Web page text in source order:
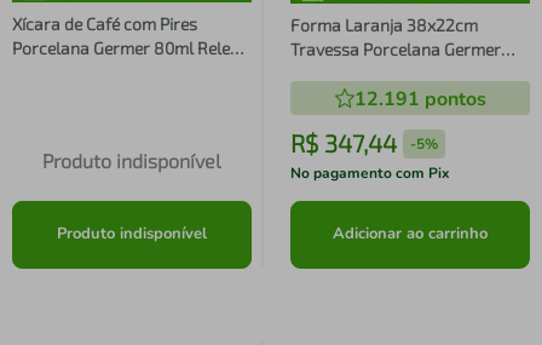
Xícara de Café com Pires
Porcelana Germer 80ml Relevo
Produto indisponível
Produto indisponível
Forma Laranja 38x22cm
Travessa Porcelana Germer
12.191 pontos
R$ 347,44 -5%
No pagamento com Pix
Adicionar ao carrinho